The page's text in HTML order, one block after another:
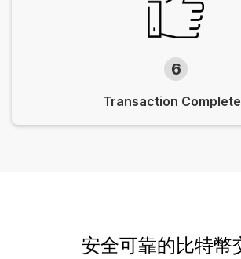
6
Transaction
安全可靠的比特幣